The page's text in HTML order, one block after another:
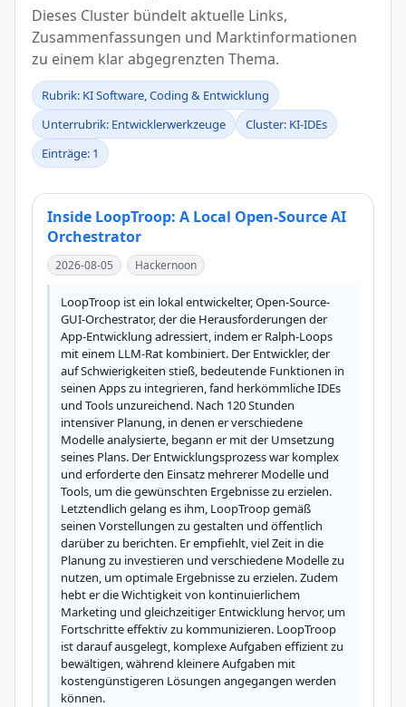
Dieses Cluster bündelt aktuelle Links,
Zusammenfassungen und Marktinformationen
zu einem klar abgegrenzten Thema.
Rubrik: KI Software, Coding & Entwicklung
Unterrubrik: Entwicklerwerkzeuge
Cluster: KI-IDEs
Einträge: 1
Inside LoopTroop: A Local Open-Source AI
Orchestrator
2026-08-05 Hackernoon
LoopTroop ist ein lokal entwickelter, Open-Source-
GUI-Orchestrator, der die Herausforderungen der
App-Entwicklung adressiert, indem er Ralph-Loops
mit einem LLM-Rat kombiniert. Der Entwickler, der
auf Schwierigkeiten stieß, bedeutende Funktionen in
seinen Apps zu integrieren, fand herkömmliche IDEs
und Tools unzureichend. Nach 120 Stunden
intensiver Planung, in denen er verschiedene
Modelle analysierte, begann er mit der Umsetzung
seines Plans. Der Entwicklungsprozess war komplex
und erforderte den Einsatz mehrerer Modelle und
Tools, um die gewünschten Ergebnisse zu erzielen.
Letztendlich gelang es ihm, LoopTroop gemäß
seinen Vorstellungen zu gestalten und öffentlich
darüber zu berichten. Er empfiehlt, viel Zeit in die
Planung zu investieren und verschiedene Modelle zu
nutzen, um optimale Ergebnisse zu erzielen. Zudem
hebt er die Wichtigkeit von kontinuierlichem
Marketing und gleichzeitiger Entwicklung hervor, um
Fortschritte effektiv zu kommunizieren. LoopTroop
ist darauf ausgelegt, komplexe Aufgaben effizient zu
bewältigen, während kleinere Aufgaben mit
kostengünstigeren Lösungen angegangen werden
können.